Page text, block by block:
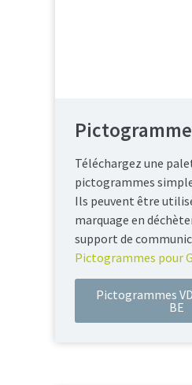
Téléchargez une
pictogrammes
Ils peuvent être
marquage en
support de
Pictogrammes pour
Pictogrammes
BE